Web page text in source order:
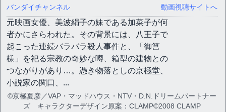
バンダイチャンネル 動画視聴サイトへ
元映画女優、美波絹子の妹である加菜子が何
者かにさらわれた。その背景には、八王子で
起こった連続バラバラ殺人事件と、「御筥
様」を祀る宗教の奇妙な噂、箱型の建物との
つながりがあり…。憑き物落としの京極堂、
小説家の関口、...
©京極夏彦／VAP・マッドハウス・NTV・D.N.ドリームパートナー
ズ キャラクターデザイン原案：CLAMP©2008 CLAMP